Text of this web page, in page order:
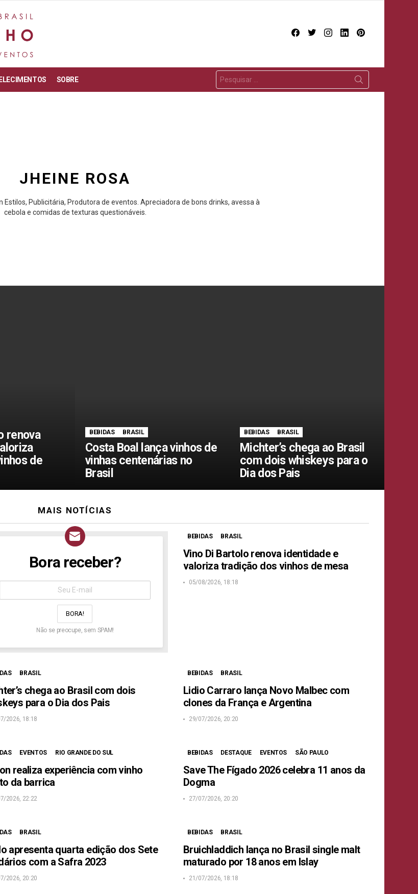
facebooktwitterinstagram
linkedin
SOBRE
JHEINE ROSA
Publicitária, Produtora de eventos. Apreciadora de bons drinks, avessa à
cebola e comidas de texturas questionáveis.
renova
de
BEBIDAS BRASIL
Costa Boal lança vinhos de
vinhas centenárias no
Brasil
BEBIDAS BRASIL
Michter’s chega ao Brasil
com dois whiskeys para o
Dia dos Pais
MAIS NOTÍCIAS
NEWSLETTER
Bora receber?
Não se preocupe, sem SPAM!
BEBIDAS BRASIL
Vino Di Bartolo renova identidade e
valoriza tradição dos vinhos de mesa
05/08/2026, 18:18
BRASIL
chega ao Brasil com dois
para o Dia dos Pais
2026, 18:18
BEBIDAS BRASIL
Lidio Carraro lança Novo Malbec com
clones da França e Argentina
29/07/2026, 20:20
EVENTOS RIO GRANDE DO SUL
realiza experiência com vinho
da barrica
2026, 22:22
BEBIDAS DESTAQUE EVENTOS SÃO PAULO
Save The Fígado 2026 celebra 11 anos da
Dogma
27/07/2026, 20:20
BRASIL
apresenta quarta edição dos Sete
com a Safra 2023
2026, 20:20
BEBIDAS BRASIL
Bruichladdich lança no Brasil single malt
maturado por 18 anos em Islay
21/07/2026, 18:18